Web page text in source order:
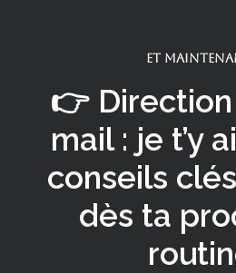
ET
👉
mail : je t’y
conseils
dès ta